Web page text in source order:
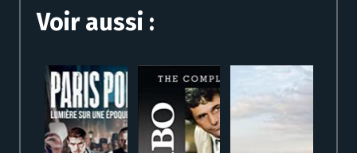
Voir aussi :